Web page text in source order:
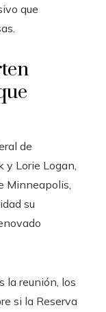
que
de
Lorie Logan,
Minneapolis,
su
la reunión, los
si la Reserva